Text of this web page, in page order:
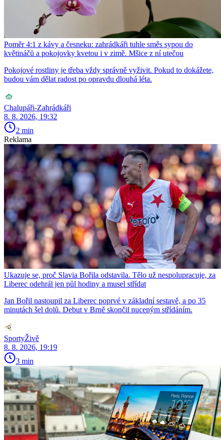
Poměr 4:1 z kávy a česneku: zahrádkáři tuhle směs sypou do
květináčů a pokojovky kvetou i v zimě. Mšice z ní utečou
Pokojové rostliny je třeba vždy správně vyživit. Pokud to dokážete,
budou vám dělat radost po opravdu dlouhá léta.
Chalupáři-Zahrádkáři
8. 8. 2026, 19:32
2 min
Reklama
Ukazuje se, proč Slavia Bořila odstavila. Tělo už nespolupracuje, za
Liberec odehrál jen půl hodiny a musel střídat
Jan Bořil nastoupil za Liberec poprvé v základní sestavě, a po 35
minutách šel dolů. Debut v Brně skončil nuceným střídáním.
SportyŽivě
8. 8. 2026, 19:19
3 min